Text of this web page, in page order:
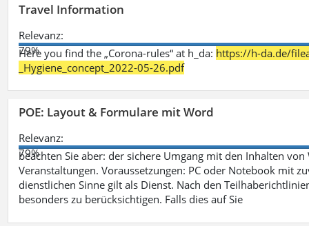
Travel Information
Relevanz:
79%
Here you find the „Corona-rules“ at h_da: https://h-da.de/
_Hygiene_concept_2022-05-26.pdf
POE: Layout & Formulare mit Word
Relevanz:
79%
beachten Sie aber: der sichere Umgang mit den Inhalten
Veranstaltungen. Voraussetzungen: PC oder Notebook mit
dienstlichen Sinne gilt als Dienst. Nach den
besonders zu berücksichtigen. Falls dies auf Sie